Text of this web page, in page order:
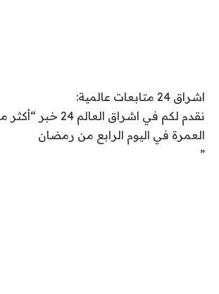
اشراق 24 متابعات عالمية:
العمرة في اليوم الرابع من رمضان
”